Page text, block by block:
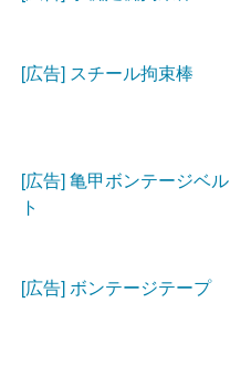
[広告] スチール拘束棒
[広告] 亀甲ボンテージベル
ト
[広告] ボンテージテープ